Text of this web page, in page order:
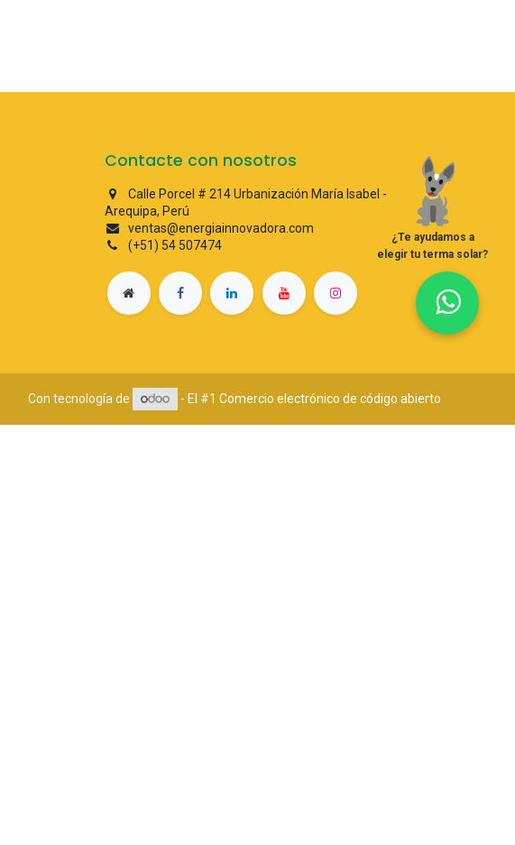
Contacte con nosotros
Calle Porcel # 214 Urbanización María Isabel -
Arequipa, Perú
ventas@energiainnovadora.com
(+51) 54 507474
Con tecnología de - El #1 Comercio electrónico de código abierto
¿Te ayudamos a
elegir tu terma solar?